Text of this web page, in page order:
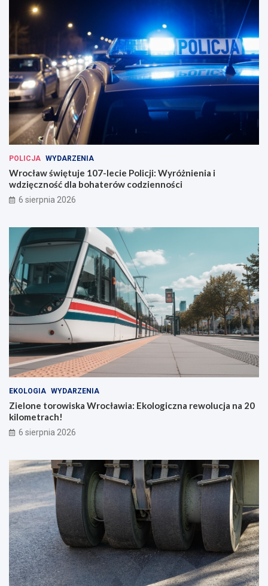
POLICJA WYDARZENIA
Wrocław świętuje 107-lecie Policji: Wyróżnienia i
wdzięczność dla bohaterów codzienności
6 sierpnia 2026
EKOLOGIA WYDARZENIA
Zielone torowiska Wrocławia: Ekologiczna rewolucja na 20
kilometrach!
6 sierpnia 2026